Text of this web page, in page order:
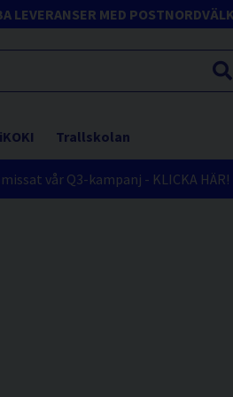
LEVERANSER MED POSTNORD
Trallskolan
vår Q3-kampanj - KLICKA HÄR!